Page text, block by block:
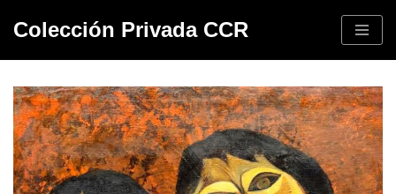
contenido
Colección Privada CCR